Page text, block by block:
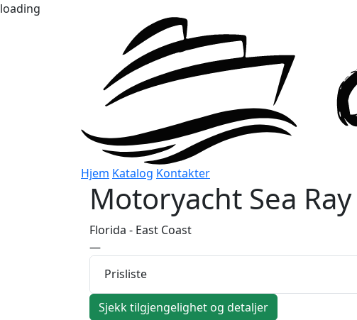
loading
Hjem Katalog Kontakter
Motoryacht Sea
Florida - East Coast
—
Prisliste
Sjekk tilgjengelighet og detaljer